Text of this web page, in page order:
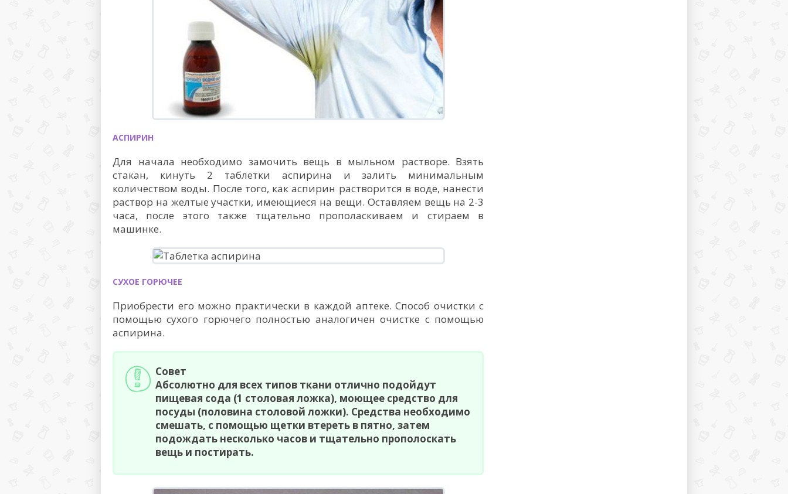
АСПИРИН
Для начала необходимо замочить вещь в мыльном растворе. Взять
стакан, кинуть 2 таблетки аспирина и залить минимальным
количеством воды. После того, как аспирин растворится в воде, нанести
раствор на желтые участки, имеющиеся на вещи. Оставляем вещь на 2-3
часа, после этого также тщательно прополаскиваем и стираем в
машинке.
СУХОЕ ГОРЮЧЕЕ
Приобрести его можно практически в каждой аптеке. Способ очистки с
помощью сухого горючего полностью аналогичен очистке с помощью
аспирина.
Совет
Абсолютно для всех типов ткани отлично подойдут
пищевая сода (1 столовая ложка), моющее средство для
посуды (половина столовой ложки). Средства необходимо
смешать, с помощью щетки втереть в пятно, затем
подождать несколько часов и тщательно прополоскать
вещь и постирать.